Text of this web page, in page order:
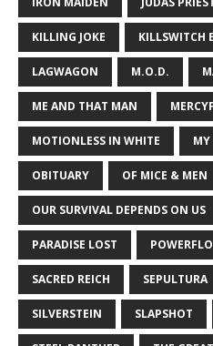
KILLING JOKE KILLSWITCH
LAGWAGON M.O.D.
ME AND THAT MAN
MOTIONLESS IN WHITE MY
OBITUARY OF MICE & MEN
OUR SURVIVAL DEPENDS ON US
PARADISE LOST POWERFLO
SACRED REICH SEPULTURA
SILVERSTEIN SLAPSHOT